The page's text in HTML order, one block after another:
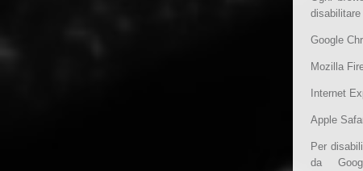
Google
Mozilla
Internet
Apple
Per
da